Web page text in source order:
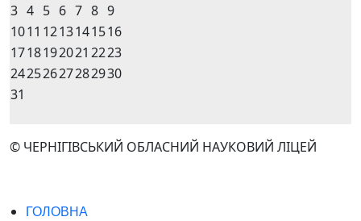
3 4 5 6 7 8 9
1011 1213141516
1718192021 2223
24252627282930
31
© ЧЕРНІГІВСЬКИЙ ОБЛАСНИЙ НАУКОВИЙ ЛІЦЕЙ
ГОЛОВНА